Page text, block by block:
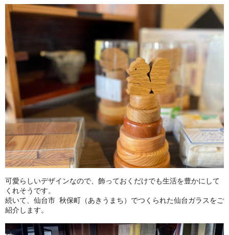
可愛らしいデザインなので、飾っておくだけでも生活を豊かにして
くれそうです。
続いて、仙台市 秋保町（あきうまち）でつくられた仙台ガラスをご
紹介します。